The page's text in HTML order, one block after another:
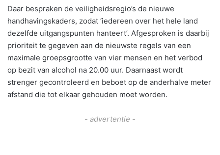
Daar bespraken de veiligheidsregio’s de nieuwe
handhavingskaders, zodat ‘iedereen over het hele land
dezelfde uitgangspunten hanteert’. Afgesproken is daarbij
prioriteit te gegeven aan de nieuwste regels van een
maximale groepsgrootte van vier mensen en het verbod
op bezit van alcohol na 20.00 uur. Daarnaast wordt
strenger gecontroleerd en beboet op de anderhalve meter
afstand die tot elkaar gehouden moet worden.
- advertentie -